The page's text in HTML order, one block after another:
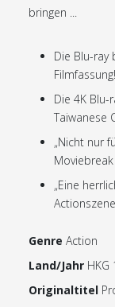
bringen ...
Die Blu-ray
Filmfassung!
Die 4K
Taiwanese
„Nicht nur
Moviebreak
„Eine
Genre Action
Land/Jahr HKG
Originaltitel